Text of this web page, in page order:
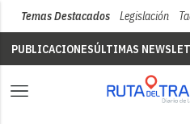
Temas Destacados Legislación
PUBLICACIONESÚLTIMAS